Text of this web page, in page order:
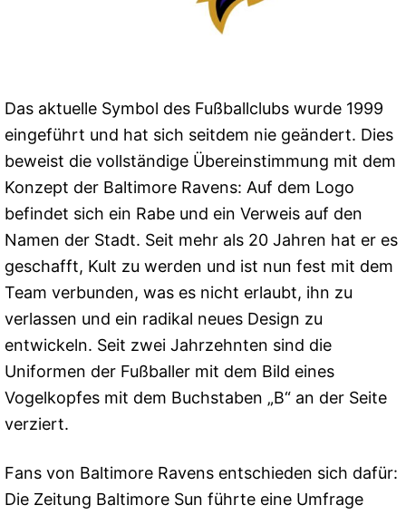
Das aktuelle Symbol des Fußballclubs wurde 1999
eingeführt und hat sich seitdem nie geändert. Dies
beweist die vollständige Übereinstimmung mit dem
Konzept der Baltimore Ravens: Auf dem Logo
befindet sich ein Rabe und ein Verweis auf den
Namen der Stadt. Seit mehr als 20 Jahren hat er es
geschafft, Kult zu werden und ist nun fest mit dem
Team verbunden, was es nicht erlaubt, ihn zu
verlassen und ein radikal neues Design zu
entwickeln. Seit zwei Jahrzehnten sind die
Uniformen der Fußballer mit dem Bild eines
Vogelkopfes mit dem Buchstaben „B“ an der Seite
verziert.
Fans von Baltimore Ravens entschieden sich dafür:
Die Zeitung Baltimore Sun führte eine Umfrage